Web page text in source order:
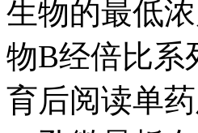
生物的最低
物B经倍比系
育后阅读单